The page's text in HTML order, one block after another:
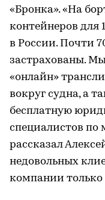
«Бронка». «На
контейнеров для
в России. Почти
застрахованы.
«онлайн»
вокруг судна, а
бесплатную
специалистов по
рассказал
недовольных
компании только